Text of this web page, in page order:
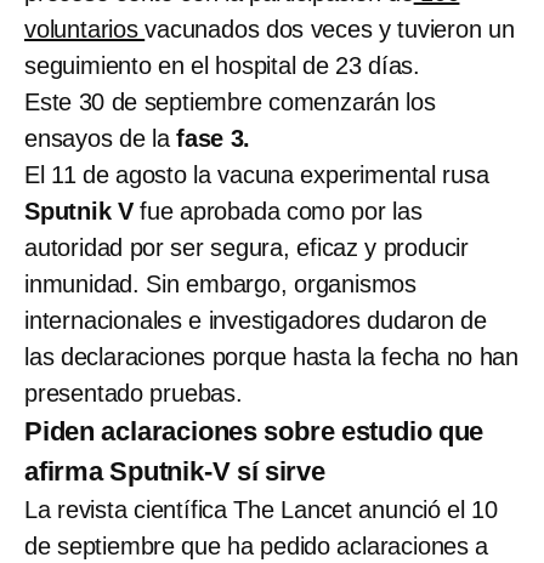
voluntariosvacunados dos veces y tuvieron un
seguimiento en el hospital de 23 días.
Este 30 de septiembre comenzarán los
ensayos de lafase 3.
El 11 de agosto la vacuna experimental rusa
Sputnik Vfue aprobada como por las
autoridad por ser segura, eficaz y producir
inmunidad. Sin embargo, organismos
internacionales e investigadores dudaron de
las declaraciones porque hasta la fecha no han
presentado pruebas.
Piden aclaraciones sobre estudio que
afirma Sputnik-V sí sirve
La revista científica The Lancet anunció el 10
de septiembre que ha pedido aclaraciones a